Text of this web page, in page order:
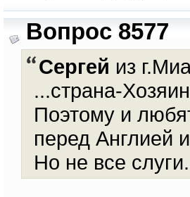
Вопрос 8577
Сергей из
...страна-
Поэтому и
перед Англией
Но не все